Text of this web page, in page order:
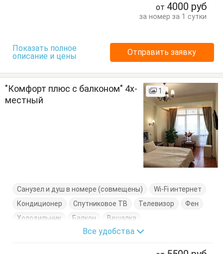
Шкаф
от 4000 руб
за номер за 1 сутки
Показать полное
описание и цены
Отправить заявку
"Комфорт плюс с балконом" 4х-
местный
1
Санузел и душ в номере (совмещены)
Wi-Fi интернет
Кондиционер
Спутниковое ТВ Телевизор
Фен
Холодильник
Балкон
Вешалка
Журнальный столик
Кресло
Кресло-кровать
Все удобства